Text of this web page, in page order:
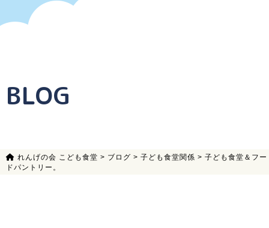
BLOG
れんげの会 こども食堂 > ブログ > 子ども食堂関係 > 子ども食堂＆フー
ドパントリー。